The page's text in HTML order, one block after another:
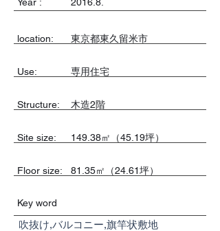
東京都東久留米市
location:
専用住宅
Use:
木造2階
​Structure:
149.38㎡（45.19坪）
Site size:
81.35㎡（24.61坪）
Floor size:
Key word
吹抜け,バルコニー,旗竿状敷地